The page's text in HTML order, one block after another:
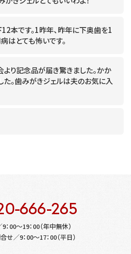
本です。1昨年、昨年に下奥歯を1
はとても怖いです。
より記念品が届き驚きました。かか
。歯みがきジェルは夫のお気に入
666-265
：00～19：00（年中無休）
せ／9：00～17：00（平日）